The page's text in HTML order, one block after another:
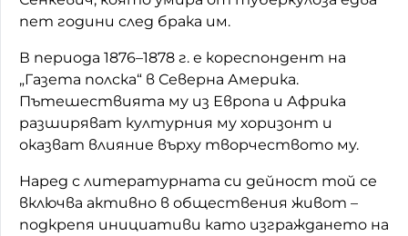
пет години след брака им.
В периода 1876–1878 г. е кореспондент на
„Газета полска“ в Северна Америка.
Пътешествията му из Европа и Африка
разширяват културния му хоризонт и
оказват влияние върху творчеството му.
Наред с литературната си дейност той се
включва активно в обществения живот –
подкрепя инициативи като изграждането на